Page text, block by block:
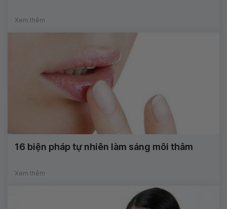
Xem thêm
16 biện pháp tự nhiên làm sáng môi thâm
Xem thêm